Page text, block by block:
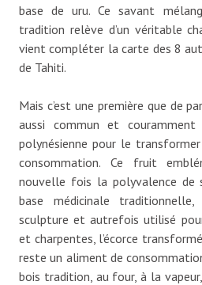
base de uru. Ce savant
tradition relève d’un véritable
vient compléter la carte des 8
de Tahiti.
Mais c’est une première que de
aussi commun et
polynésienne pour le
consommation. Ce fruit
nouvelle fois la polyvalence de
base médicinale
sculpture et autrefois utilisé
et charpentes, l’écorce
reste un aliment de
bois tradition, au four, à la